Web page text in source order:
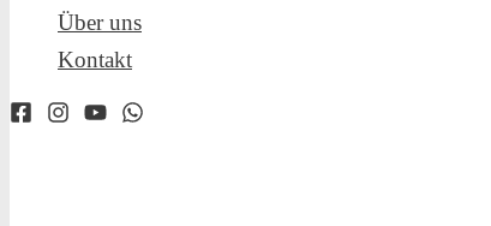
Über uns
Kontakt